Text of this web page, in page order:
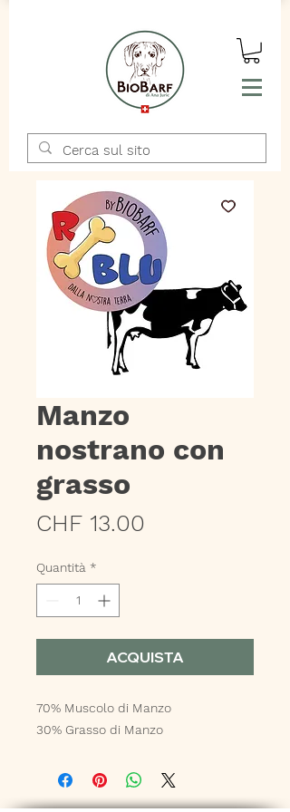
Manzo
nostrano con
grasso
CHF 13.00
Quantità *
ACQUISTA
70% Muscolo di Manzo
30% Grasso di Manzo